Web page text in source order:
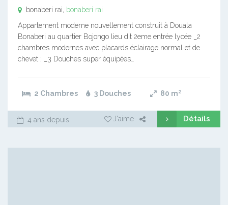
bonaberi rai,
bonaberi rai
Appartement moderne nouvellement construit à Douala
Bonaberi au quartier Bojongo lieu dit 2eme entrée lycée _2
chambres modernes avec placards éclairage normal et de
chevet ; _3 Douches super équipées…
2 Chambres 3 Douches 80 m²
4 ans depuis J'aime Détails